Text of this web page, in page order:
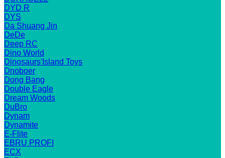
DYD R
DYS
Da Shuang Jin
DeDe
Deep RC
Dino World
Dinosaurs'Island Toys
Dnoboer
Dong Bang
Double Eagle
Dream Woods
DuBro
Dynam
Dynamite
E-Flite
EBRU PROFI
ECX